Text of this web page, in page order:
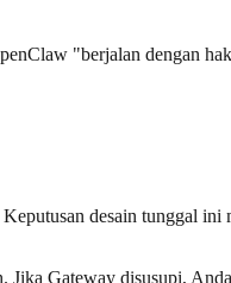
"berjalan dengan
desain tunggal ini
Gateway disusupi,